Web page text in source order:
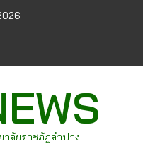
ลัยราชภัฏลำปาง